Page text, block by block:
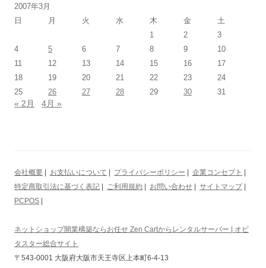
2007年3月
日
月 火 水 木 金
土
1
2
3
4
5 6 7 8 9
10
11
12 13 14 15 16
17
18
19 20 21 22 23
24
25
26 27 28 29 30 31
« 2月 4月 »
会社概要 お支払いについて プライバシーポリシー 企業コンセプト
特定商取引法に基づく表記
ご利用規約 お問い合わせ サイトマップ|
PCPOS
ネットショップ開業構築ならお任せ Zen Cartからレンタルサーバー | オビ
タスター総合サイト
〒543-0001 大阪府大阪市天王寺区上本町6-4-13